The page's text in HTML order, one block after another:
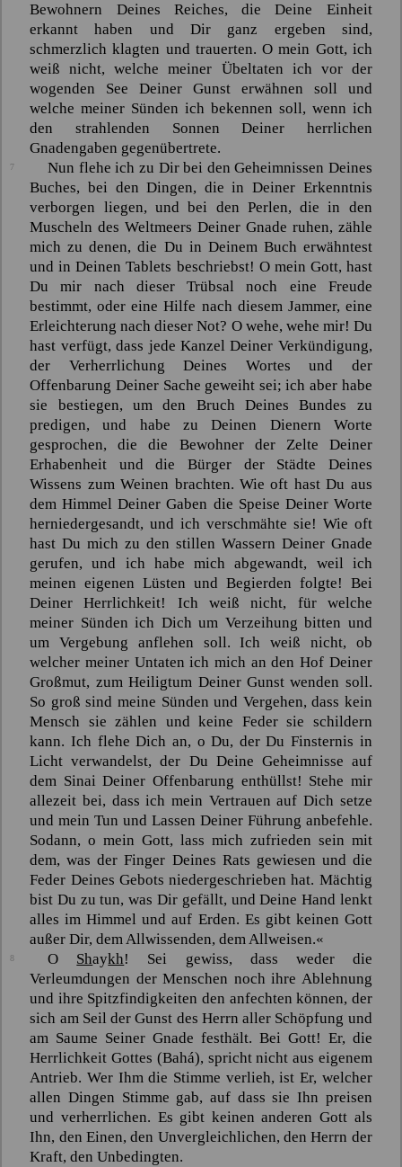
Bewohnern Deines Reiches, die Deine Einheit
erkannt haben und Dir ganz ergeben sind,
schmerzlich klagten und trauerten. O mein Gott, ich
weiß nicht, welche meiner Übeltaten ich vor der
wogenden See Deiner Gunst erwähnen soll und
welche meiner Sünden ich bekennen soll, wenn ich
den strahlenden Sonnen Deiner herrlichen
Gnadengaben gegenübertrete.
7
Nun flehe ich zu Dir bei den Geheimnissen Deines
Buches, bei den Dingen, die in Deiner Erkenntnis
verborgen liegen, und bei den Perlen, die in den
Muscheln des Weltmeers Deiner Gnade ruhen, zähle
mich zu denen, die Du in Deinem Buch erwähntest
und in Deinen Tablets beschriebst! O mein Gott, hast
Du mir nach dieser Trübsal noch eine Freude
bestimmt, oder eine Hilfe nach diesem Jammer, eine
Erleichterung nach dieser Not? O wehe, wehe mir! Du
hast verfügt, dass jede Kanzel Deiner Verkündigung,
der Verherrlichung Deines Wortes und der
Offenbarung Deiner Sache geweiht sei; ich aber habe
sie bestiegen, um den Bruch Deines Bundes zu
predigen, und habe zu Deinen Dienern Worte
gesprochen, die die Bewohner der Zelte Deiner
Erhabenheit und die Bürger der Städte Deines
Wissens zum Weinen brachten. Wie oft hast Du aus
dem Himmel Deiner Gaben die Speise Deiner Worte
herniedergesandt, und ich verschmähte sie! Wie oft
hast Du mich zu den stillen Wassern Deiner Gnade
gerufen, und ich habe mich abgewandt, weil ich
meinen eigenen Lüsten und Begierden folgte! Bei
Deiner Herrlichkeit! Ich weiß nicht, für welche
meiner Sünden ich Dich um Verzeihung bitten und
um Vergebung anflehen soll. Ich weiß nicht, ob
welcher meiner Untaten ich mich an den Hof Deiner
Großmut, zum Heiligtum Deiner Gunst wenden soll.
So groß sind meine Sünden und Vergehen, dass kein
Mensch sie zählen und keine Feder sie schildern
kann. Ich flehe Dich an, o Du, der Du Finsternis in
Licht verwandelst, der Du Deine Geheimnisse auf
dem SinaiDeiner Offenbarung enthüllst! Stehe mir
allezeit bei, dass ich mein Vertrauen auf Dich setze
und mein Tun und Lassen Deiner Führung anbefehle.
Sodann, o mein Gott, lass mich zufrieden sein mit
dem, was der Finger Deines Rats gewiesen und die
Feder Deines Gebots niedergeschrieben hat. Mächtig
bist Du zu tun, was Dir gefällt, und Deine Hand lenkt
alles im Himmel und auf Erden. Es gibt keinen Gott
außer Dir, dem Allwissenden, dem Allweisen.«
8 O Shaykh! Sei gewiss, dass weder die
Verleumdungen der Menschen noch ihre Ablehnung
und ihre Spitzfindigkeiten den anfechten können, der
sich am Seil der Gunst des Herrn aller Schöpfung und
am Saume Seiner Gnade festhält. Bei Gott! Er, die
Herrlichkeit Gottes (Bahá), spricht nicht aus eigenem
Antrieb. Wer Ihm die Stimme verlieh, ist Er, welcher
allen Dingen Stimme gab, auf dass sie Ihn preisen
und verherrlichen. Es gibt keinen anderen Gott als
Ihn, den Einen, den Unvergleichlichen, den Herrn der
Kraft, den Unbedingten.